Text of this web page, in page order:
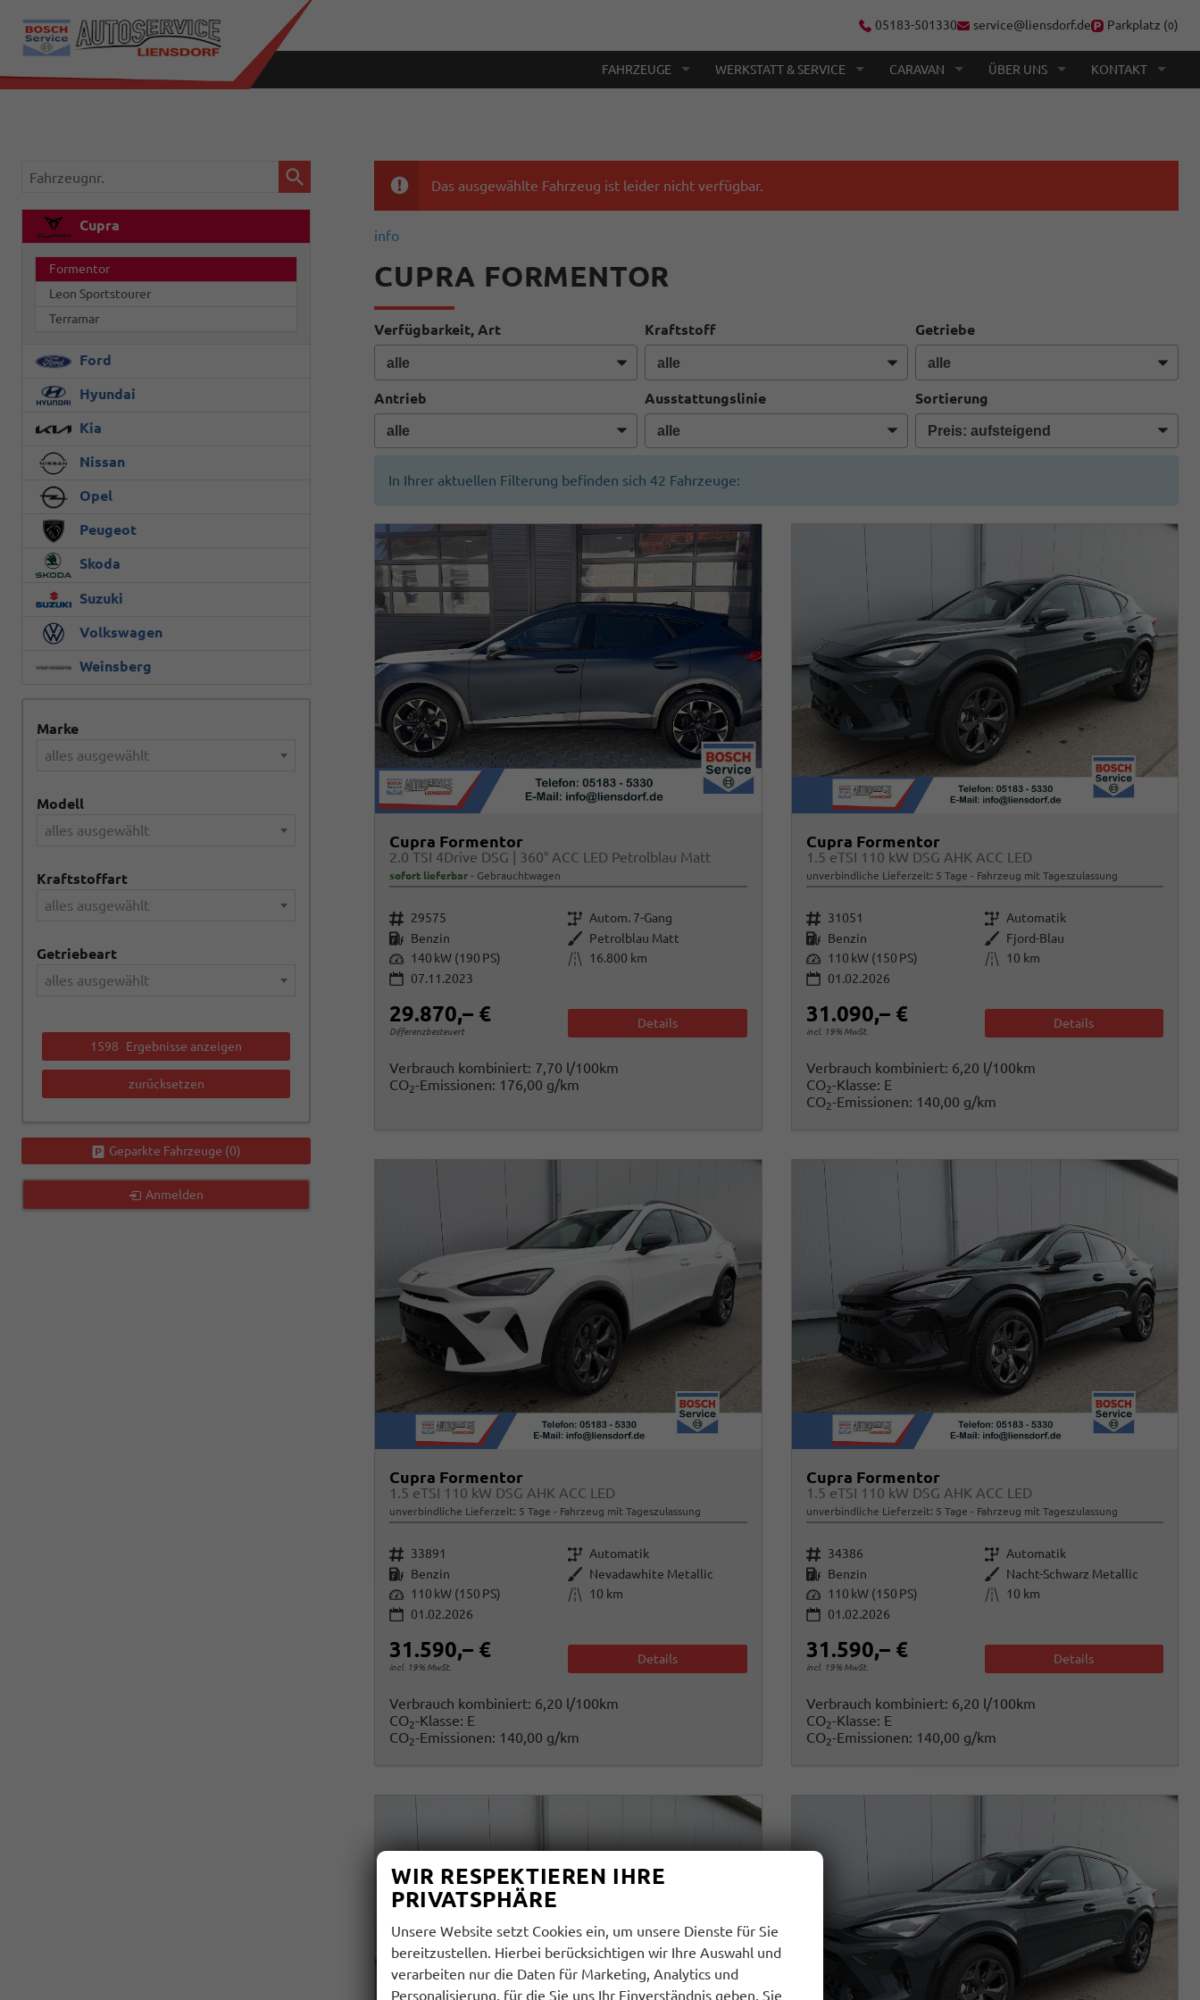
05183-501330 service@liensdorf.de Parkplatz (0)
FAHRZEUGE WERKSTATT & SERVICE CARAVAN ÜBER UNS KONTAKT
Das ausgewählte Fahrzeug ist leider nicht verfügbar.
info
CUPRA FORMENTOR
Verfügbarkeit, Art Kraftstoff Getriebe
Antrieb Ausstattungslinie Sortierung
In Ihrer aktuellen Filterung befinden sich 42 Fahrzeuge:
Cupra Formentor
2.0 TSI 4Drive DSG | 360° ACC LED Petrolblau Matt
sofort lieferbar Gebrauchtwagen
Fahrzeugnr. 29575 Getriebe Autom. 7-Gang
Kraftstoff Benzin Außenfarbe Petrolblau Matt
Leistung 140 kW (190 PS) Kilometerstand 16.800 km
07.11.2023
29.870,– €
Differenzbesteuert
Details
Verbrauch kombiniert: 7,70 l/100km
CO2-Emissionen: 176,00 g/km
Cupra Formentor
1.5 eTSI 110 kW DSG AHK ACC LED
unverbindliche Lieferzeit: 5 Tage Fahrzeug mit Tageszulassung
Fahrzeugnr. 31051 Getriebe Automatik
Kraftstoff Benzin Außenfarbe Fjord-Blau
Leistung 110 kW (150 PS) Kilometerstand
10 km
01.02.2026
31.090,– €
incl. 19% MwSt.
Details
Verbrauch kombiniert: 6,20 l/100km
CO2-Klasse: E
CO2-Emissionen: 140,00 g/km
Cupra Formentor
1.5 eTSI 110 kW DSG AHK ACC LED
unverbindliche Lieferzeit: 5 Tage Fahrzeug mit Tageszulassung
Fahrzeugnr. 33891 Getriebe Automatik
Kraftstoff Benzin Außenfarbe Nevadawhite Metallic
Leistung 110 kW (150 PS) Kilometerstand 10 km
01.02.2026
31.590,– €
incl. 19% MwSt.
Details
Verbrauch kombiniert: 6,20 l/100km
CO2-Klasse: E
CO2-Emissionen: 140,00 g/km
Cupra Formentor
1.5 eTSI 110 kW DSG AHK ACC LED
unverbindliche Lieferzeit: 5 Tage Fahrzeug mit Tageszulassung
Fahrzeugnr. 34386 Getriebe Automatik
Kraftstoff Benzin Außenfarbe Nacht-Schwarz Metallic
Leistung 110 kW (150 PS) Kilometerstand
10 km
01.02.2026
31.590,– €
incl. 19% MwSt.
Details
Verbrauch kombiniert: 6,20 l/100km
CO2-Klasse: E
CO2-Emissionen: 140,00 g/km
Fahrzeugnr.
Cupra
Formentor
Leon Sportstourer
Terramar
Ford
Hyundai
Kia
Nissan
Opel
Peugeot
Skoda
Suzuki
Volkswagen
Weinsberg
Marke
alles ausgewählt
Modell
alles ausgewählt
Kraftstoffart
alles ausgewählt
Getriebeart
alles ausgewählt
1598 Ergebnisse anzeigen
zurücksetzen
Geparkte Fahrzeuge (0)
Anmelden
WIR RESPEKTIEREN IHRE
PRIVATSPHÄRE
Unsere Website setzt Cookies ein, um unsere Dienste für Sie
bereitzustellen. Hierbei berücksichtigen wir Ihre Auswahl und
verarbeiten nur die Daten für Marketing, Analytics und
Personalisierung, für die Sie uns Ihr Einverständnis geben. Sie